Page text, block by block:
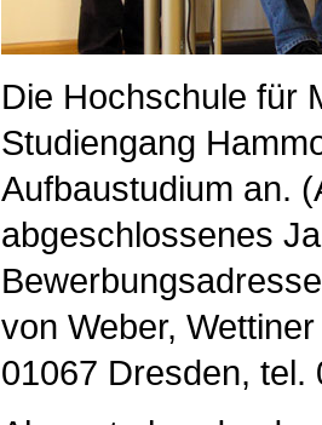
Die Hochschule für
Studiengang
Aufbaustudium an.
abgeschlossenes
von Weber,
01067 Dresden, tel.